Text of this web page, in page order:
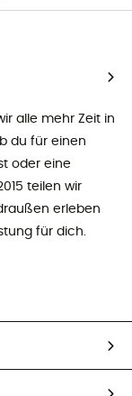
alle mehr Zeit in
du für einen
oder eine
teilen wir
erleben
für dich.